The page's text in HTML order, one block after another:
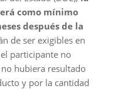
como mínimo
después de la
de ser exigibles en
participante no
hubiera resultado
y por la cantidad